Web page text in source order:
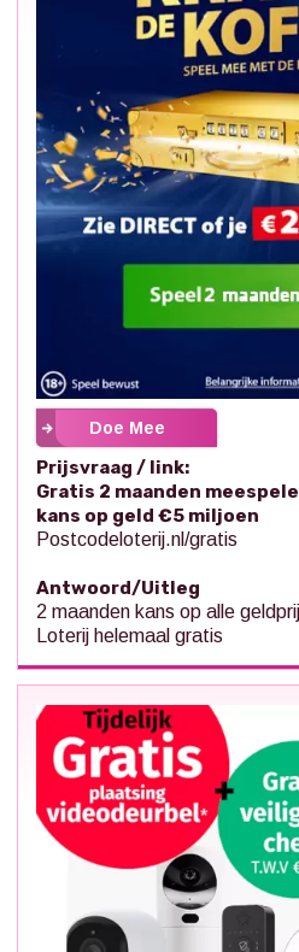
Doe Mee
Prijsvraag / link:
Gratis 2 maanden
kans op geld €5 miljoen
Postcodeloterij.nl/gratis
Antwoord/Uitleg
2 maanden kans op alle
Loterij helemaal gratis